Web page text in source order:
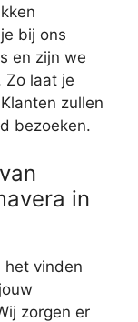
bij ons
en zijn we
Zo laat je
zullen
bezoeken.
in
het vinden
zorgen er